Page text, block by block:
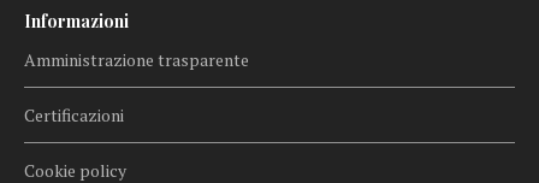
Informazioni
Amministrazione trasparente
Certificazioni
Cookie policy